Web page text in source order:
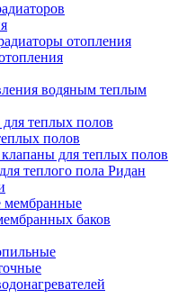
отопления
водяным теплым
теплых полов
полов
для теплых полов
теплого пола Ридан
мембранные
баков